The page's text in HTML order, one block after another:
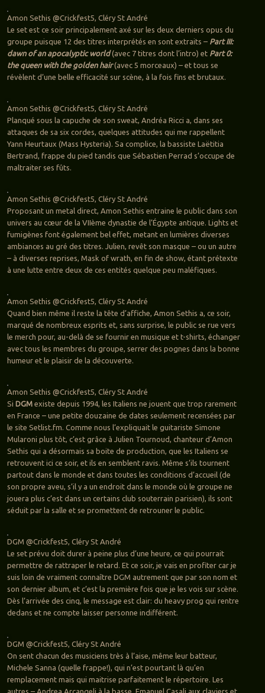
Amon Sethis @Crickfest5, Cléry St André
Le set est ce soir principalement axé sur les deux derniers opus du
groupe puisque 12 des titres interprétés en sont extraits – Part III:
dawn of an apocalyptic world(avec 7 titres dont l’intro) et Part 0:
the queen with the golden hair(avec 5 morceaux) – et tous se
révèlent d’une belle efficacité sur scène, à la fois fins et brutaux.
Amon Sethis @Crickfest5, Cléry St André
Planqué sous la capuche de son sweat, Andréa Ricci a, dans ses
attaques de sa six cordes, quelques attitudes qui me rappellent
Yann Heurtaux (Mass Hysteria). Sa complice, la bassiste Laëtitia
Bertrand, frappe du pied tandis que Sébastien Perrad s’occupe de
maltraiter ses fûts.
Amon Sethis @Crickfest5, Cléry St André
Proposant un metal direct, Amon Sethis entraine le public dans son
univers au cœur de la VIIème dynastie de l’Égypte antique. Lights et
fumigènes font également bel effet, metant en lumières diverses
ambiances au gré des titres. Julien, revêt son masque – ou un autre
– à diverses reprises, Mask of wrath, en fin de show, étant prétexte
à une lutte entre deux de ces entités quelque peu maléfiques.
Amon Sethis @Crickfest5, Cléry St André
Quand bien même il reste la tête d’affiche, Amon Sethis a, ce soir,
marqué de nombreux esprits et, sans surprise, le public se rue vers
le merch pour, au-delà de se fournir en musique et t-shirts, échanger
avec tous les membres du groupe, serrer des pognes dans la bonne
humeur et le plaisir de la découverte.
Amon Sethis @Crickfest5, Cléry St André
Si DGM existe depuis 1994, les Italiens ne jouent que trop rarement
en France – une petite douzaine de dates seulement recensées par
le site Setlist.fm. Comme nous l’expliquait le guitariste Simone
Mularoni plus tôt, c’est grâce à Julien Tournoud, chanteur d’Amon
Sethis qui a désormais sa boite de production, que les Italiens se
retrouvent ici ce soir, et ils en semblent ravis. Même s’ils tournent
partout dans le monde et dans toutes les conditions d’accueil (de
son propre aveu, s’il y a un endroit dans le monde où le groupe ne
jouera plus c’est dans un certains club souterrain parisien), ils sont
séduit par la salle et se promettent de retrouner le public.
DGM @Crickfest5, Cléry St André
Le set prévu doit durer à peine plus d’une heure, ce qui pourrait
permettre de rattraper le retard. Et ce soir, je vais en profiter car je
suis loin de vraiment connaître DGM autrement que par son nom et
son dernier album, et c’est la première fois que je les vois sur scène.
Dès l’arrivée des cinq, le message est clair: du heavy prog qui rentre
dedans et ne compte laisser personne indifférent.
DGM @Crickfest5, Cléry St André
On sent chacun des musiciens très à l’aise, même leur batteur,
Michele Sanna (quelle frappe!), qui n’est pourtant là qu’en
remplacement mais qui maitrise parfaitement le répertoire. Les